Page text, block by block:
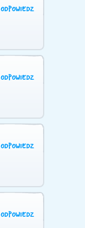
ODPOWIEDZ
ODPOWIEDZ
ODPOWIEDZ
ODPOWIEDZ